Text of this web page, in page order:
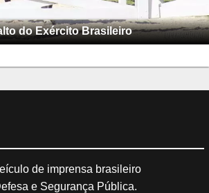
do Exército Brasileiro
de imprensa brasileiro
e Segurança Pública.